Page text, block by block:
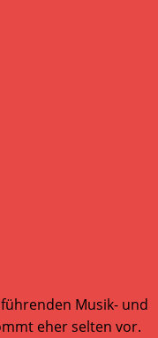
Musik- und
eher selten vor.